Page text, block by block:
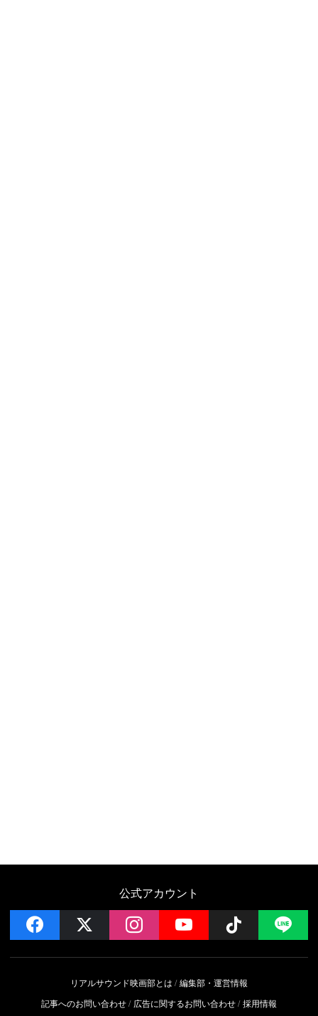
公式アカウント
facebook instagramYouTube Follow
リアルサウンド映画部とは
編集部・運営情報
記事へのお問い合わせ
広告に関するお問い合わせ 採用情報